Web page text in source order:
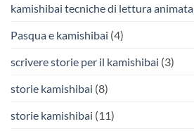
kamishibai tecniche di lettura animata
Pasqua e kamishibai (4)
scrivere storie per il kamishibai (3)
storie kamishibai (8)
storie kamishibai (11)